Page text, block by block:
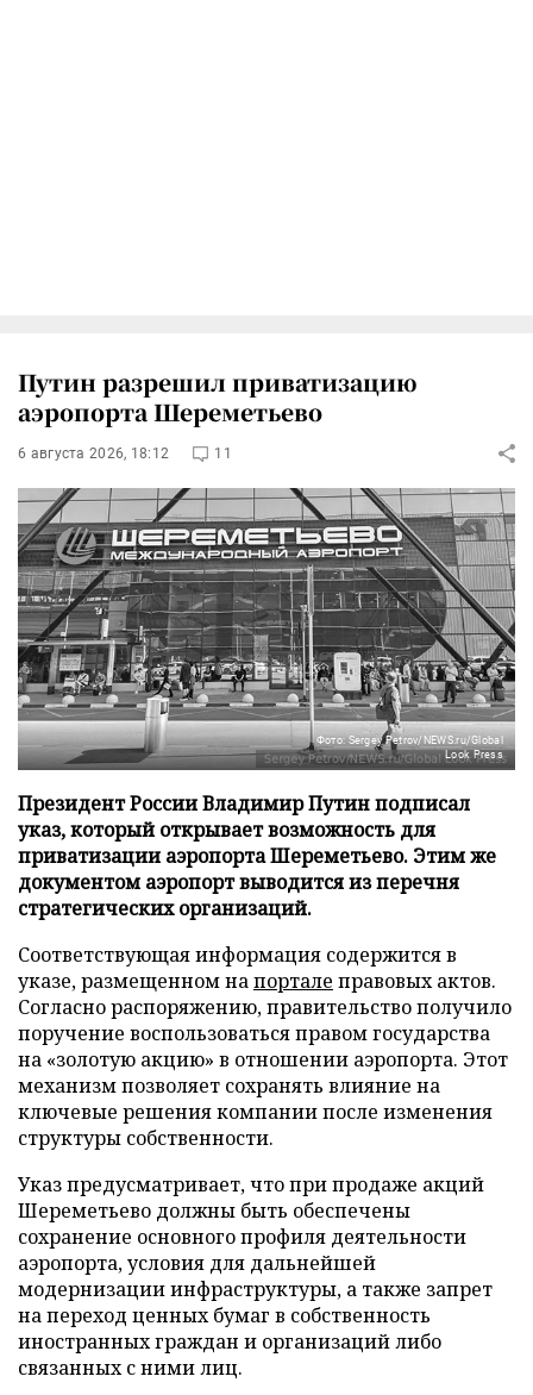
Путин разрешил приватизацию
аэропорта Шереметьево
6 августа 2026, 18:12 11
Фото: Sergey Petrov/NEWS.ru/Global
Look Press
Президент России Владимир Путин подписал
указ, который открывает возможность для
приватизации аэропорта Шереметьево. Этим же
документом аэропорт выводится из перечня
стратегических организаций.
Соответствующая информация содержится в
указе, размещенном напортале правовых актов.
Согласно распоряжению, правительство получило
поручение воспользоваться правом государства
на «золотую акцию» в отношении аэропорта. Этот
механизм позволяет сохранять влияние на
ключевые решения компании после изменения
структуры собственности.
Указ предусматривает, что при продаже акций
Шереметьево должны быть обеспечены
сохранение основного профиля деятельности
аэропорта, условия для дальнейшей
модернизации инфраструктуры, а также запрет
на переход ценных бумаг в собственность
иностранных граждан и организаций либо
связанных с ними лиц.